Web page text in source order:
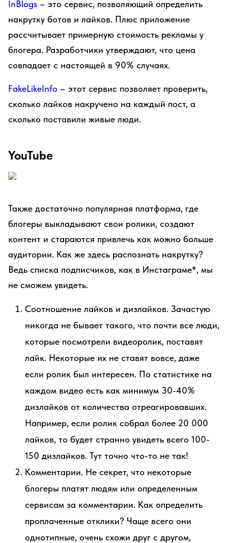
InBlogs – это сервис, позволяющий определить
накрутку ботов и лайков. Плюс приложение
рассчитывает примерную стоимость рекламы у
блогера. Разработчики утверждают, что цена
совпадает с настоящей в 90% случаях.
FakeLikeInfo – этот сервис позволяет проверить,
сколько лайков накручено на каждый пост, а
сколько поставили живые люди.
YouTube
Также достаточно популярная платформа, где
блогеры выкладывают свои ролики, создают
контент и стараются привлечь как можно больше
аудитории. Как же здесь распознать накрутку?
Ведь списка подписчиков, как в Инстаграме*, мы
не сможем увидеть.
Соотношение лайков и дизлайков. Зачастую
никогда не бывает такого, что почти все люди,
которые посмотрели видеоролик, поставят
лайк. Некоторые их не ставят вовсе, даже
если ролик был интересен. По статистике на
каждом видео есть как минимум 30-40%
дизлайков от количества отреагировавших.
Например, если ролик собрал более 20 000
лайков, то будет странно увидеть всего 100-
150 дизлайков. Тут точно что-то не так!
Комментарии. Не секрет, что некоторые
блогеры платят людям или определенным
сервисам за комментарии. Как определить
проплаченные отклики? Чаще всего они
однотипные, очень схожи друг с другом,